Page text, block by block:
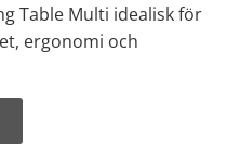
Table Multi idealisk för
ergonomi och